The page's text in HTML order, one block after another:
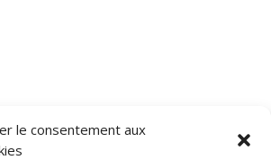
le consentement aux